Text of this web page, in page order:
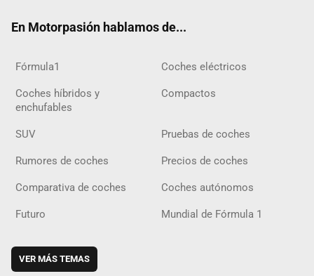
En Motorpasión hablamos de...
Fórmula1 Coches eléctricos
Coches híbridos y
enchufables
Compactos
SUV Pruebas de coches
Rumores de coches Precios de coches
Comparativa de coches Coches autónomos
Futuro Mundial de Fórmula 1
VER MÁS TEMAS